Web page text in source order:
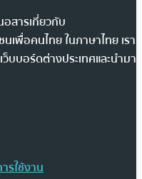
สารเกี่ยวกับ
เพื่อคนไทย ในภาษาไทย เรา
บบอร์ดต่างประเทศและนำมา
รใช้งาน